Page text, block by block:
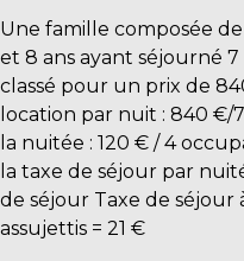
Une famille composée
et 8 ans ayant séjourné
classé pour un prix de
location par nuit : 840 €/
la nuitée : 120 € / 4
la taxe de séjour par
de séjour Taxe de séjour
assujettis = 21 €